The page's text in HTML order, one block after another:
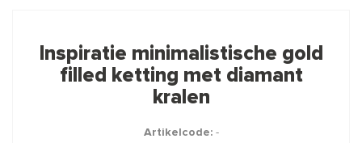
producten ook interessant
voor je?
STAFFELKORTING
Inspiratie minimalistische gold
filled ketting met diamant
kralen
Artikelcode:-